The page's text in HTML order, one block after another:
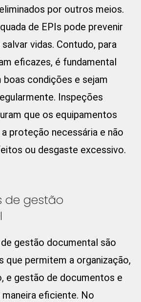
por outros meios.
de EPIs pode prevenir
vidas. Contudo, para
eficazes, é fundamental
boas condições e sejam
Inspeções
que os equipamentos
proteção necessária e não
ou desgaste excessivo.
de gestão
gestão documental são
que permitem a organização,
e gestão de documentos e
eficiente. No